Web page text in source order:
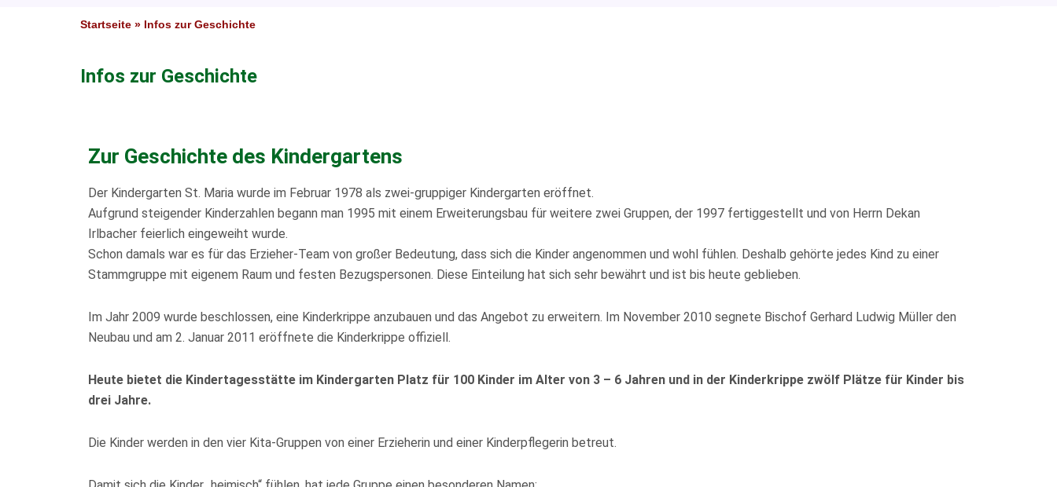
Startseite » Infos zur Geschichte
Infos zur Geschichte
Zur Geschichte des Kindergartens
Der Kindergarten St. Maria wurde im Februar 1978 als zwei-gruppiger Kindergarten eröffnet.
Aufgrund steigender Kinderzahlen begann man 1995 mit einem Erweiterungsbau für weitere zwei Gruppen, der 1997 fertiggestellt und von Herrn Dekan
Irlbacher feierlich eingeweiht wurde.
Schon damals war es für das Erzieher-Team von großer Bedeutung, dass sich die Kinder angenommen und wohl fühlen. Deshalb gehörte jedes Kind zu einer
Stammgruppe mit eigenem Raum und festen Bezugspersonen. Diese Einteilung hat sich sehr bewährt und ist bis heute geblieben.
Im Jahr 2009 wurde beschlossen, eine Kinderkrippe anzubauen und das Angebot zu erweitern. Im November 2010 segnete Bischof Gerhard Ludwig Müller den
Neubau und am 2. Januar 2011 eröffnete die Kinderkrippe offiziell.
Heute bietet die Kindertagesstätte im Kindergarten Platz für 100 Kinder im Alter von 3 – 6 Jahren und in der Kinderkrippe zwölf Plätze für Kinder bis
drei Jahre.
Die Kinder werden in den vier Kita-Gruppen von einer Erzieherin und einer Kinderpflegerin betreut.